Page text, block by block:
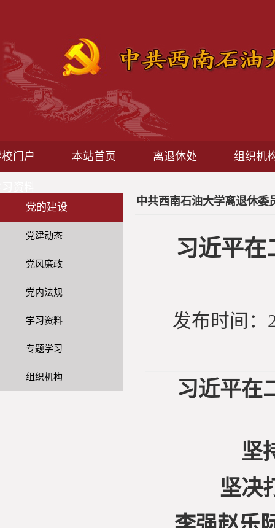
门户 本站首页 离退休处 组织机
党的建设
党建动态
党风廉政
党内法规
学习资料
专题学习
组织机构
中共西南石油大学离退休委
习近平在
发布时间
习近平在
坚
坚决